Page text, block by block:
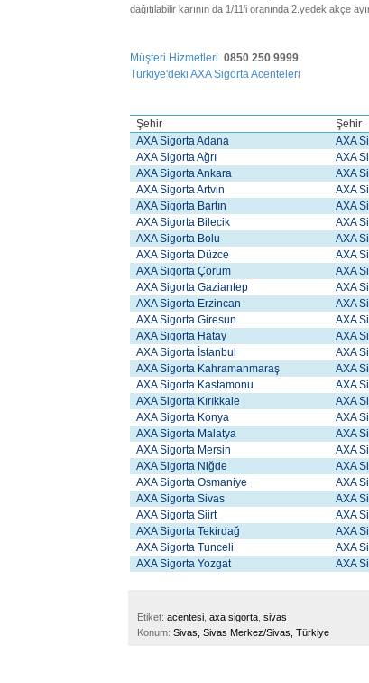
dağıtılabilir karının da 1/11'i oranında 2.yedek akçe
Müşteri Hizmetleri 0850 250 9999
Türkiye'deki AXA Sigorta Acenteleri
Şehir Şehir
AXA Sigorta Adana
AXA
AXA Sigorta Ağrı
AXA
AXA Sigorta Ankara
AXA
AXA Sigorta Artvin
AXA
AXA Sigorta Bartın
AXA
AXA Sigorta Bilecik
AXA
AXA Sigorta Bolu
AXA
AXA Sigorta Düzce
AXA
AXA Sigorta Çorum
AXA
AXA Sigorta Gaziantep
AXA
AXA Sigorta Erzincan
AXA
AXA Sigorta Giresun
AXA
AXA Sigorta Hatay
AXA
AXA Sigorta İstanbul
AXA
AXA Sigorta Kahramanmaraş
AXA
AXA Sigorta Kastamonu
AXA
AXA Sigorta Kırıkkale
AXA
AXA Sigorta Konya
AXA
AXA Sigorta Malatya
AXA
AXA Sigorta Mersin
AXA
AXA Sigorta Niğde
AXA
AXA Sigorta Osmaniye
AXA
AXA Sigorta Sivas
AXA
AXA Sigorta Siirt
AXA
AXA Sigorta Tekirdağ
AXA
AXA Sigorta Tunceli
AXA
AXA Sigorta Yozgat
AXA
Etiket: acentesi axa sigorta sivas
Konum: Sivas, Sivas Merkez/Sivas, Türkiye